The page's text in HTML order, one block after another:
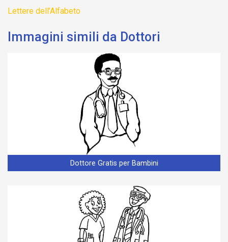
Lettere dell’Alfabeto
Immagini simili da Dottori
Dottore Gratis per Bambini